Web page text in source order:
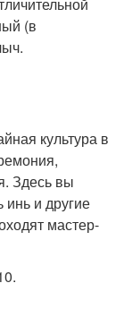
(в
культура в
Здесь вы
инь и другие
мастер-